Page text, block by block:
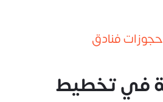
فنادق
في تخطيط